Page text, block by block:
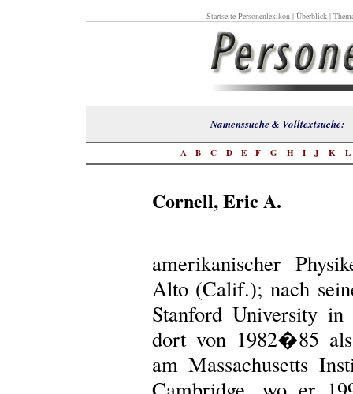
Startseite Personenlexikon| Überblick|
Namenssuche &
A B C D E F G H I J K L
Cornell, Eric A.
amerikanischer
Alto (Calif.); nach
Stanford University
dort von 1982�85 als
am Massachusetts